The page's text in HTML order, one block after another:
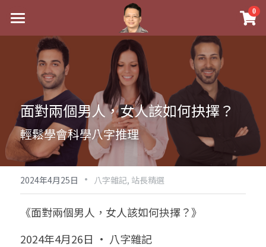
0
最新消息
關於我
實體經營
祖傳命理
手工印鑑
課程介紹
五行八字學
後天派陽宅
Blog
黃金會員專區
八字雜記
心靈成長
試閱專區
Podcast聽書
團隊訓練營
線上學苑
八字初階班1
命理商城
面對兩個男人，女人該如何抉擇？
輕鬆學會科學八字推理
2024年4月25日 · 八字雜記, 站長精選
《面對兩個男人，女人該如何抉擇？》
2024年4月26日 · 八字雜記
×
商品分類
八字線上完整班
科學八字推理PDF
《十神高階實戰錄》完整典藏版
1美元超值PDF